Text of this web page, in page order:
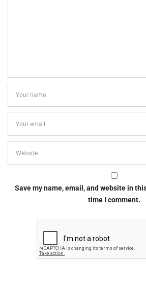
Save my name, email, and website in
time I comment.